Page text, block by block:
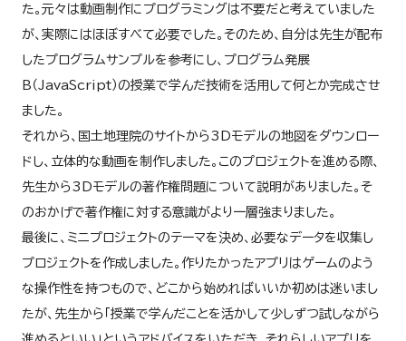
た。元々は動画制作にプログラミングは不要だと考えていました
が、実際にはほぼすべて必要でした。そのため、自分は先生が配布
したプログラムサンプルを参考にし、プログラム発展
B（JavaScript）の授業で学んだ技術を活用して何とか完成させ
ました。
それから、国土地理院のサイトから3Dモデルの地図をダウンロー
ドし、立体的な動画を制作しました。このプロジェクトを進める際、
先生から3Dモデルの著作権問題について説明がありました。そ
のおかげで著作権に対する意識がより一層強まりました。
最後に、ミニプロジェクトのテーマを決め、必要なデータを収集し
プロジェクトを作成しました。作りたかったアプリはゲームのよう
な操作性を持つもので、どこから始めればいいか初めは迷いまし
たが、先生から「授業で学んだことを活かして少しずつ試しながら